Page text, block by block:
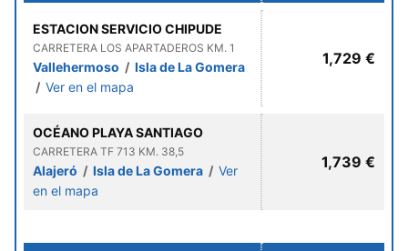
ESTACION SERVICIO CHIPUDE
CARRETERA LOS APARTADEROS KM. 1
Vallehermoso / Isla de La Gomera
/ Ver en el mapa
1,729 €
OCÉANO PLAYA SANTIAGO
CARRETERA TF 713 KM. 38,5
Alajeró / Isla de La Gomera / Ver
en el mapa
1,739 €